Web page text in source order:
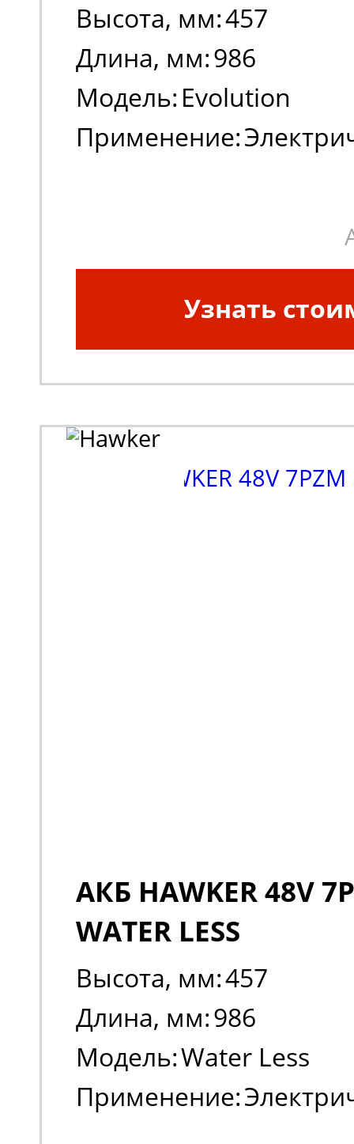
Высота, мм:457
Длина, мм:986
Модель: Evolution
Применение:
Узнать
АКБ HAWKER 48V
WATER LESS
Высота, мм:457
Длина, мм:986
Модель:Water Less
Применение: